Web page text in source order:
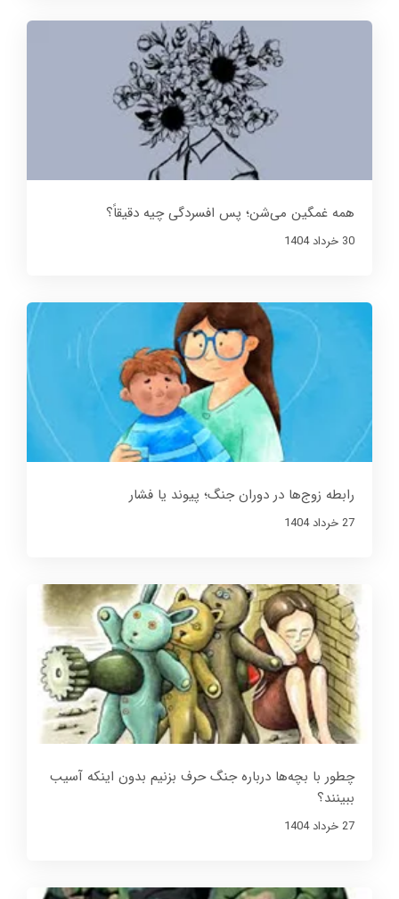
همه غمگین می‌شن؛ پس افسردگی چیه دقیقاً؟
30 خرداد 1404
رابطه زوج‌ها در دوران جنگ؛ پیوند یا فشار
27 خرداد 1404
چطور با بچه‌ها درباره جنگ حرف بزنیم بدون اینکه آسیب
ببینند؟
27 خرداد 1404